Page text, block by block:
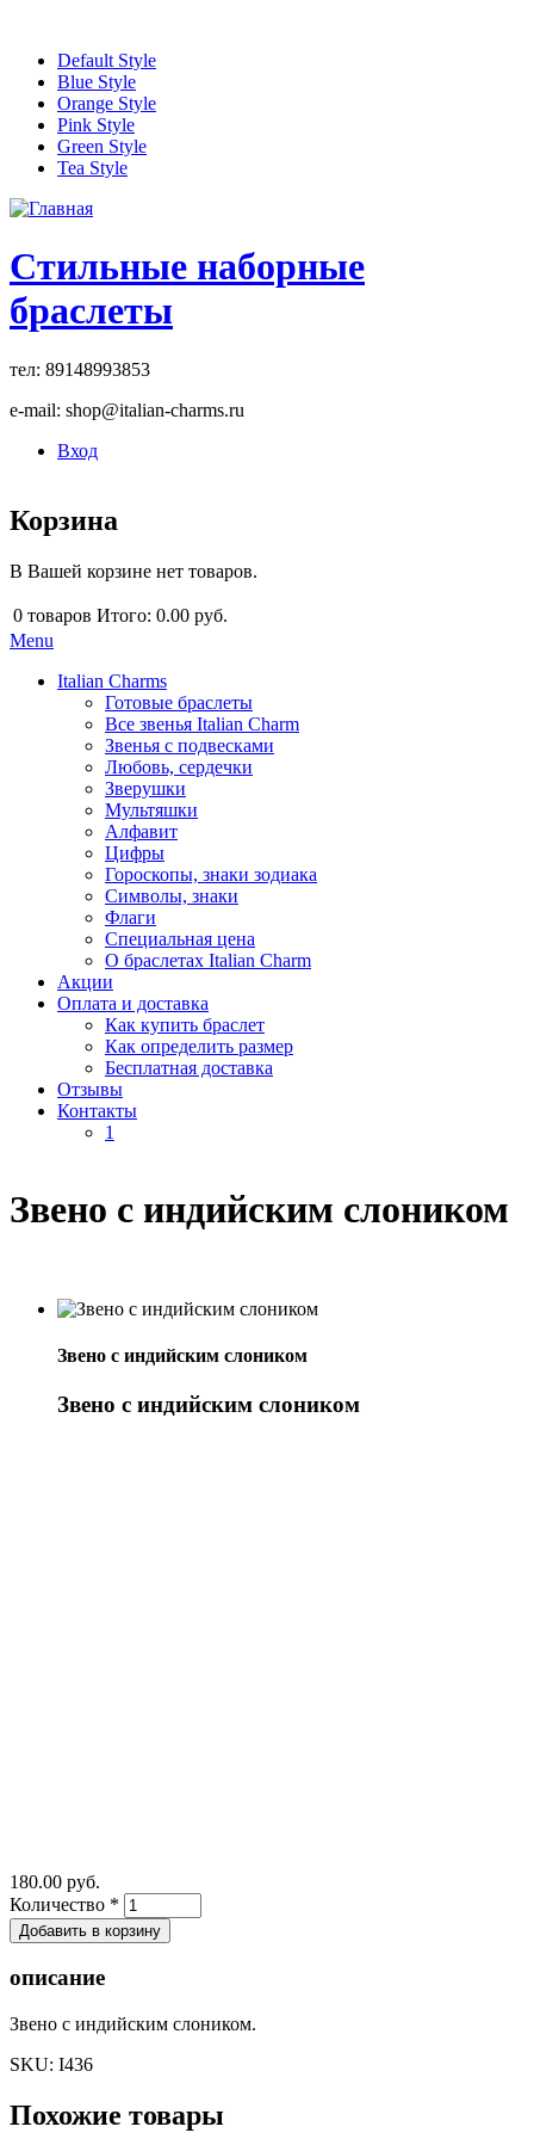
Default Style
Blue Style
Orange Style
Pink Style
Green Style
Tea Style
Стильные наборные
браслеты
тел: 89148993853
e-mail: shop@italian-charms.ru
Вход
Корзина
В Вашей корзине нет товаров.
0 товаров Итого: 0.00 руб.
Menu
Italian Charms
Готовые браслеты
Все звенья Italian Charm
Звенья с подвесками
Любовь, сердечки
Зверушки
Мультяшки
Алфавит
Цифры
Гороскопы, знаки зодиака
Символы, знаки
Флаги
Специальная цена
О браслетах Italian Charm
Акции
Оплата и доставка
Как купить браслет
Как определить размер
Бесплатная доставка
Отзывы
Контакты
1
Звено с индийским слоником
Звено с индийским слоником
Звено с индийским слоником
180.00 руб.
Количество *
описание
Звено с индийским слоником.
SKU: I436
Похожие товары